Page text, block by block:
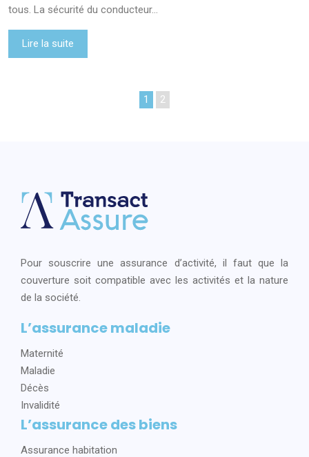
tous. La sécurité du conducteur…
Lire la suite
1 2
Pour souscrire une assurance d’activité, il faut que la
couverture soit compatible avec les activités et la nature
de la société.
L’assurance maladie
Maternité
Maladie
Décès
Invalidité
L’assurance des biens
Assurance habitation